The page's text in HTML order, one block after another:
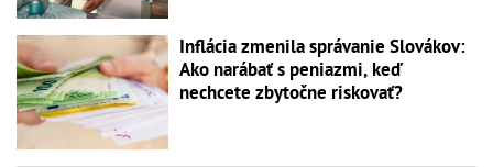
Inflácia zmenila správanie Slovákov:
Ako narábať s peniazmi, keď
nechcete zbytočne riskovať?